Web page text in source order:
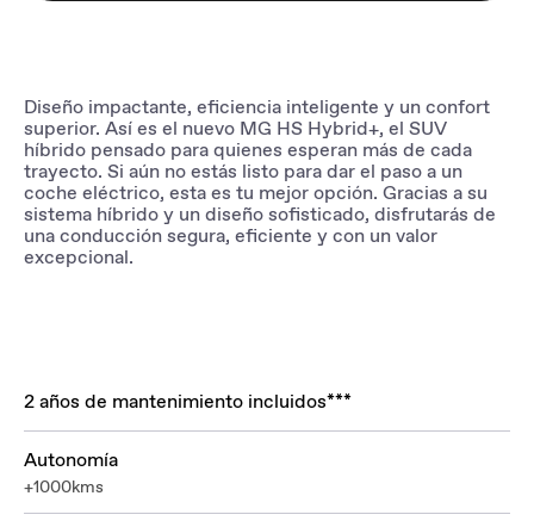
Diseño impactante, eficiencia inteligente y un confort
superior. Así es el nuevo MG HS Hybrid+, el SUV
híbrido pensado para quienes esperan más de cada
trayecto. Si aún no estás listo para dar el paso a un
coche eléctrico, esta es tu mejor opción. Gracias a su
sistema híbrido y un diseño sofisticado, disfrutarás de
una conducción segura, eficiente y con un valor
excepcional.
2 años de mantenimiento incluidos***
Autonomía
+1000kms